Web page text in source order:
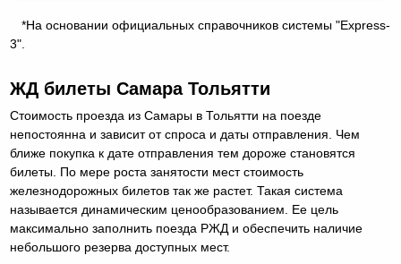
*На основании официальных справочников системы "Express-
3".
ЖД билеты Самара Тольятти
Стоимость проезда из Самары в Тольятти на поезде
непостоянна и зависит от спроса и даты отправления. Чем
ближе покупка к дате отправления тем дороже становятся
билеты. По мере роста занятости мест стоимость
железнодорожных билетов так же растет. Такая система
называется динамическим ценообразованием. Ее цель
максимально заполнить поезда РЖД и обеспечить наличие
небольшого резерва доступных мест.